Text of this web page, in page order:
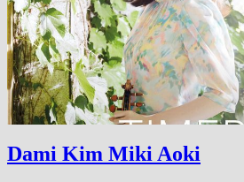
Dami Kim Miki Aoki